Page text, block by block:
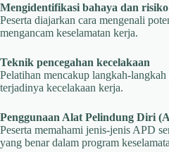
Mengidentifikasi bahaya dan
Peserta diajarkan cara mengenali
mengancam keselamatan kerja.
Teknik pencegahan kecelakaan
Pelatihan mencakup langkah-
terjadinya kecelakaan kerja.
Penggunaan Alat Pelindung Diri
Peserta memahami jenis-jenis APD
yang benar dalam program